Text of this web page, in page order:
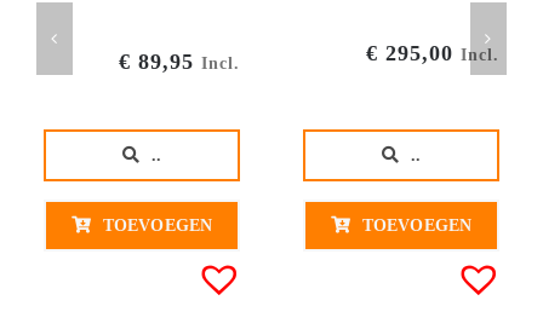
€ 89,95 Incl.
..
TOEVOEGEN
€ 295,00 Incl.
..
TOEVOEGEN